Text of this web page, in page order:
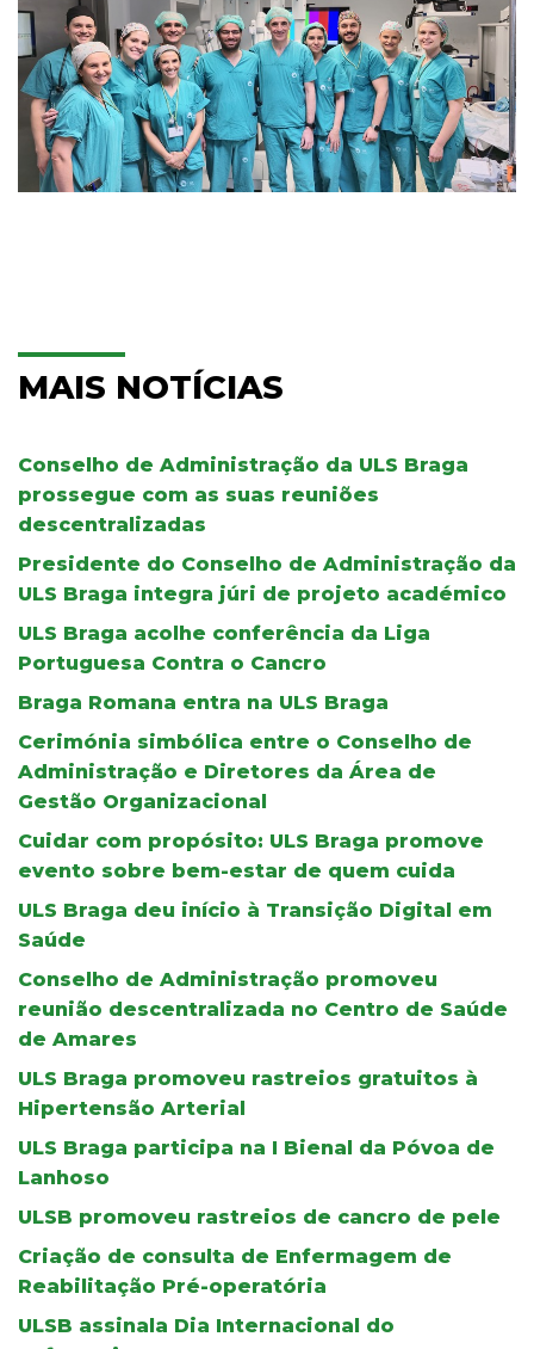
MAIS NOTÍCIAS
Conselho de Administração da ULS Braga
prossegue com as suas reuniões
descentralizadas
Presidente do Conselho de Administração da
ULS Braga integra júri de projeto académico
ULS Braga acolhe conferência da Liga
Portuguesa Contra o Cancro
Braga Romana entra na ULS Braga
Cerimónia simbólica entre o Conselho de
Administração e Diretores da Área de
Gestão Organizacional
Cuidar com propósito: ULS Braga promove
evento sobre bem-estar de quem cuida
ULS Braga deu início à Transição Digital em
Saúde
Conselho de Administração promoveu
reunião descentralizada no Centro de Saúde
de Amares
ULS Braga promoveu rastreios gratuitos à
Hipertensão Arterial
ULS Braga participa na I Bienal da Póvoa de
Lanhoso
ULSB promoveu rastreios de cancro de pele
Criação de consulta de Enfermagem de
Reabilitação Pré-operatória
ULSB assinala Dia Internacional do